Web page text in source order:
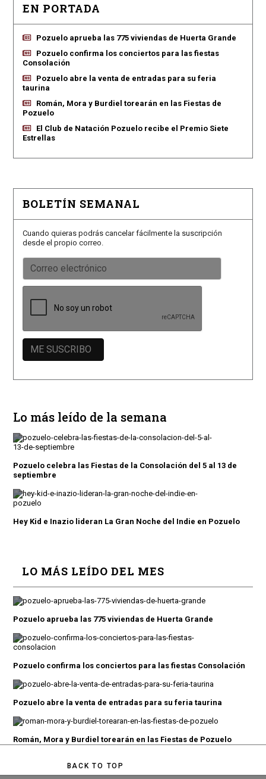
EN PORTADA
Pozuelo aprueba las 775 viviendas de Huerta Grande
Pozuelo confirma los conciertos para las fiestas
Consolación
Pozuelo abre la venta de entradas para su feria
taurina
Román, Mora y Burdiel torearán en las Fiestas de
Pozuelo
El Club de Natación Pozuelo recibe el Premio Siete
Estrellas
BOLETÍN SEMANAL
Cuando quieras podrás cancelar fácilmente la suscripción
desde el propio correo.
Lo más leído de la semana
Pozuelo celebra las Fiestas de la Consolación del 5 al 13 de
septiembre
Hey Kid e Inazio lideran La Gran Noche del Indie en Pozuelo
LO MÁS LEÍDO DEL MES
Pozuelo aprueba las 775 viviendas de Huerta Grande
Pozuelo confirma los conciertos para las fiestas Consolación
Pozuelo abre la venta de entradas para su feria taurina
Román, Mora y Burdiel torearán en las Fiestas de Pozuelo
BACK TO TOP